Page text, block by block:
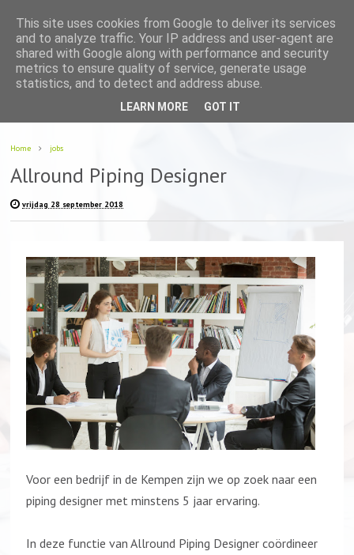
Home jobs
Allround Piping Designer
vrijdag 28 september 2018
Voor een bedrijf in de Kempen zijn we op zoek naar een
piping designer met minstens 5 jaar ervaring.
In deze functie van Allround Piping Designer coördineer
This site uses cookies from Google to deliver its services
and to analyze traffic. Your IP address and user-agent are
shared with Google along with performance and security
metrics to ensure quality of service, generate usage
statistics, and to detect and address abuse.
LEARN MORE GOT IT